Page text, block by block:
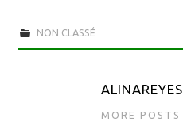
NON CLASSÉ
ALINAREYES
MORE POSTS